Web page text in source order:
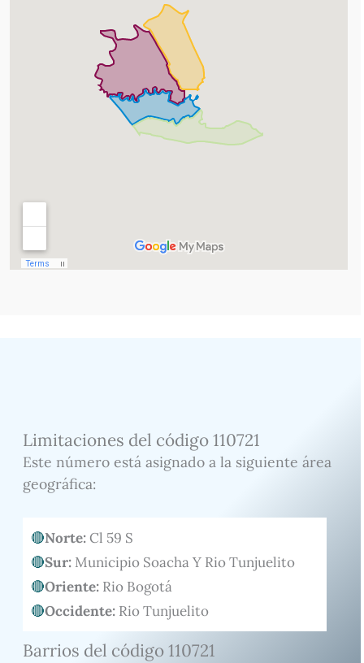
Limitaciones del código 110721
Este número está asignado a la siguiente área
geográfica:
Norte:Cl 59 S
Sur: Municipio Soacha Y Rio Tunjuelito
Oriente: Rio Bogotá
Occidente:Rio Tunjuelito
Barrios del código 110721